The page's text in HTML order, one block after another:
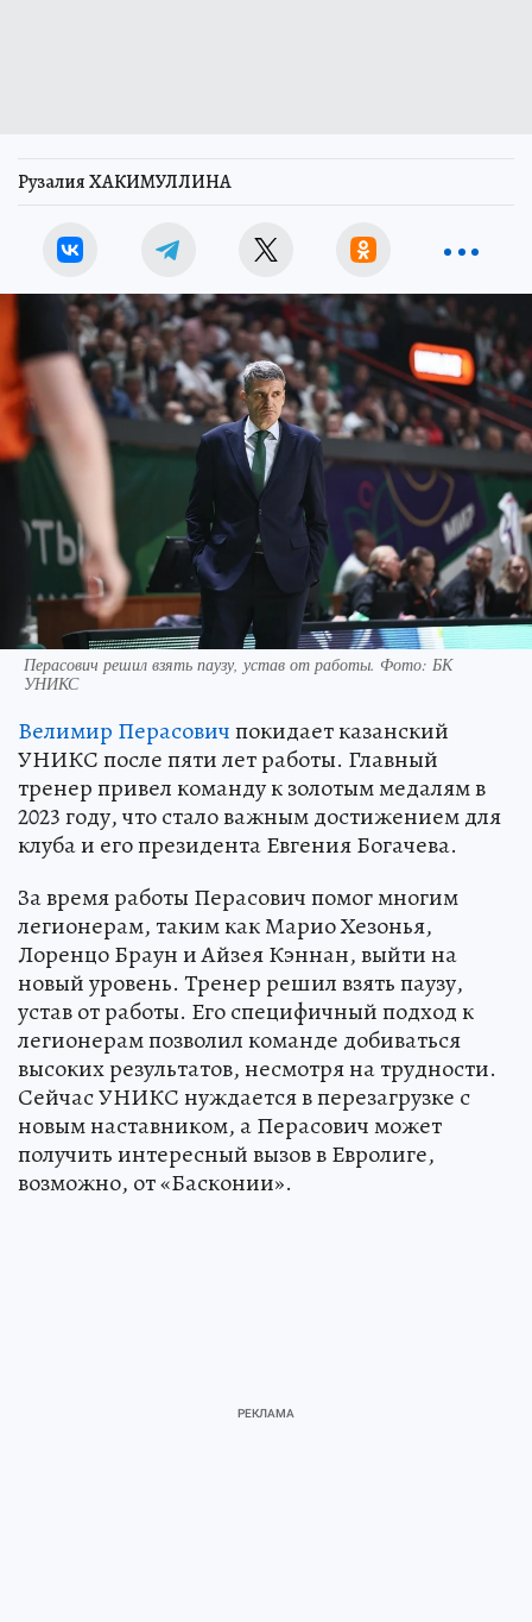
Рузалия ХАКИМУЛЛИНА
Перасович решил взять паузу, устав от работы. Фото: БК
УНИКС
Велимир Перасовичпокидает казанский
УНИКС после пяти лет работы. Главный
тренер привел команду к золотым медалям в
2023 году, что стало важным достижением для
клуба и его президента Евгения Богачева.
За время работы Перасович помог многим
легионерам, таким как Марио Хезонья,
Лоренцо Браун и Айзея Кэннан, выйти на
новый уровень. Тренер решил взять паузу,
устав от работы. Его специфичный подход к
легионерам позволил команде добиваться
высоких результатов, несмотря на трудности.
Сейчас УНИКС нуждается в перезагрузке с
новым наставником, а Перасович может
получить интересный вызов в Евролиге,
возможно, от «Басконии».